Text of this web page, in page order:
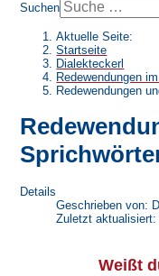
Suchen
Aktuelle Seite:
Startseite
Dialekteckerl
Redewendungen
Redewendungen
Details
Geschrieben von:
Zuletzt aktualisiert:
Weißt